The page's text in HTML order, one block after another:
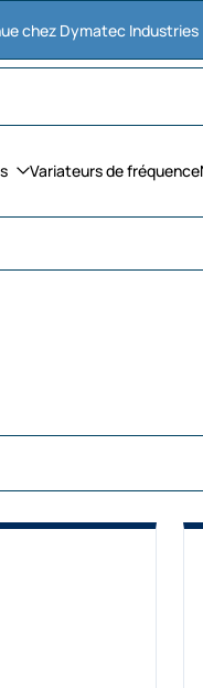
Industries
Variateurs de fréquence